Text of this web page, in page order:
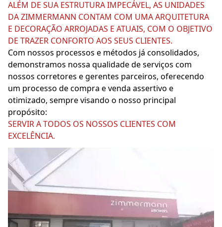
ALÉM DE SUA ESTRUTURA IMPECÁVEL, AS UNIDADES
DA ZIMMERMANN CONTAM COM UMA ARQUITETURA
E DECORAÇÃO ARROJADAS E ATUAIS, COM O OBJETIVO
DE TRAZER CONFORTO AOS SEUS CLIENTES.
Com nossos processos e métodos já consolidados,
demonstramos nossa qualidade de serviços com
nossos corretores e gerentes parceiros, oferecendo
um processo de compra e venda assertivo e
otimizado, sempre visando o nosso principal
propósito:
SERVIR A TODOS OS NOSSOS CLIENTES COM
EXCELÊNCIA.